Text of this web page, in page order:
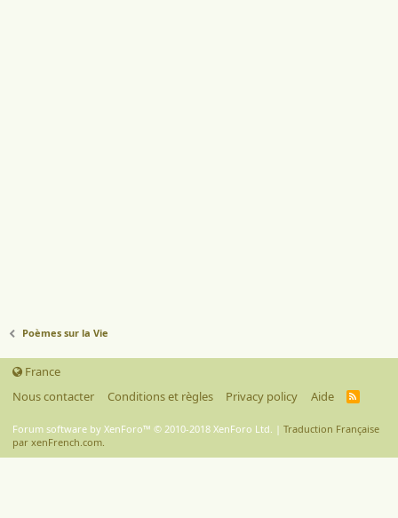
Poèmes sur la Vie
France
Nous contacter
Conditions et règles Privacy policy Aide
R
Forum software by XenForo™ © 2010-2018 XenForo Ltd. | Traduction Française
par xenFrench.com.